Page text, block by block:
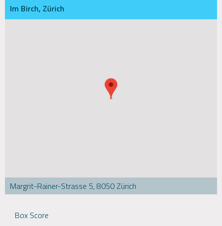
Im Birch, Zürich
Margrit-Rainer-Strasse 5, 8050 Zürich
Box Score